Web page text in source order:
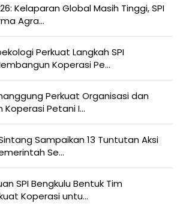
Kelaparan Global Masih Tinggi, SPI
Agra...
Perkuat Langkah SPI
Koperasi Pe...
Perkuat Organisasi dan
Petani I...
Sampaikan 13 Tuntutan Aksi
Se...
SPI Bengkulu Bentuk Tim
Koperasi untu...